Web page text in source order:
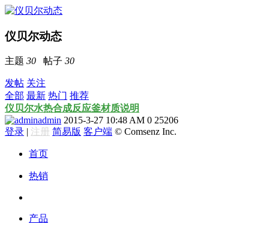
仪贝尔动态
主题 30 帖子 30
发帖 关注
全部 最新 热门 推荐
仪贝尔水热合成反应釜材质说明
admin 2015-3-27 10:48 AM 0 25206
登录 | 注册 简易版 客户端 © Comsenz Inc.
首页
热销
产品